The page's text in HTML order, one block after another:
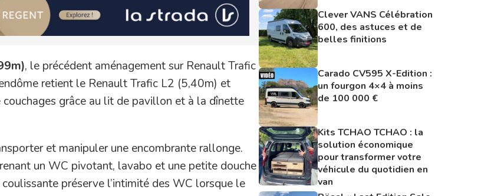
, le précédent aménagement sur Renault Trafic
retient le Renault Trafic L2 (5,40m) et
grâce au lit de pavillon et à la dînette
et manipuler une encombrante rallonge.
un WC pivotant, lavabo et une petite douche
préserve l’intimité des WC lorsque le
Clever VANS Célébration
600, des astuces et de
belles finitions
Carado CV595 X-Edition :
un fourgon 4×4 à moins
de 100 000 €
Kits TCHAO TCHAO : la
solution économique
pour transformer votre
véhicule du quotidien en
van